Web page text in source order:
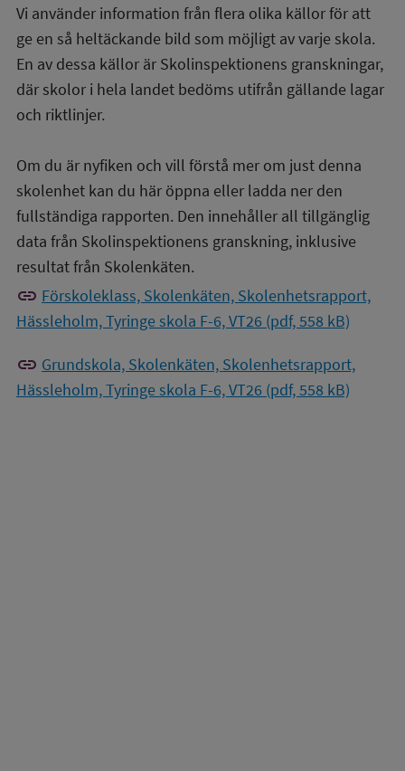
Vi använder information från flera olika källor för att
ge en så heltäckande bild som möjligt av varje skola.
En av dessa källor är Skolinspektionens granskningar,
där skolor i hela landet bedöms utifrån gällande lagar
och riktlinjer.
Om du är nyfiken och vill förstå mer om just denna
skolenhet kan du här öppna eller ladda ner den
fullständiga rapporten. Den innehåller all tillgänglig
data från Skolinspektionens granskning, inklusive
resultat från Skolenkäten.
link Förskoleklass, Skolenkäten, Skolenhetsrapport,
Hässleholm, Tyringe skola F-6, VT26 (pdf, 558 kB)
link Grundskola, Skolenkäten, Skolenhetsrapport,
Hässleholm, Tyringe skola F-6, VT26 (pdf, 558 kB)